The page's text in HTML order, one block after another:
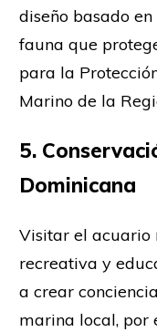
diseño basado
fauna que
para la
Marino de la
5.
Dominicana
Visitar el acuario
recreativa y
a crear
marina local, por